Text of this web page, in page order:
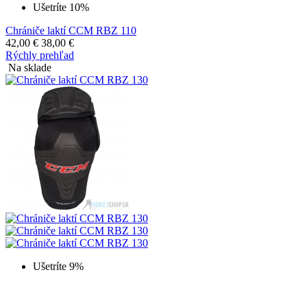
Ušetríte 10%
Chrániče laktí CCM RBZ 110
42,00 € 38,00 €
Rýchly prehľad
Na sklade
Ušetríte 9%